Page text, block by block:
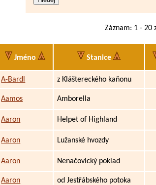
Záznam: 1 - 20
Jméno Stanice
A-Bardl z Kláštereckého kaňonu
Aamos Amborella
Aaron Helpet of Highland
Aaron Lužanské hvozdy
Aaron Nenačovický poklad
Aaron od Jestřábského potoka